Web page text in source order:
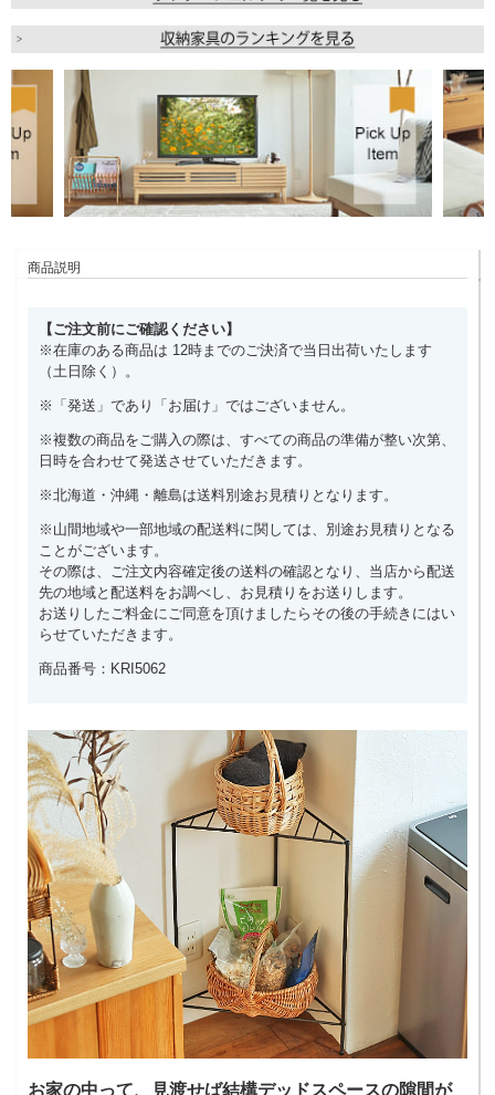
商品説明
【ご注文前にご確認ください】
※在庫のある商品は 12時までのご決済で当日出荷いたします
（土日除く）。
※「発送」であり「お届け」ではございません。
※複数の商品をご購入の際は、すべての商品の準備が整い次第、
日時を合わせて発送させていただきます。
※北海道・沖縄・離島は送料別途お見積りとなります。
※山間地域や一部地域の配送料に関しては、別途お見積りとなる
ことがございます。
その際は、ご注文内容確定後の送料の確認となり、当店から配送
先の地域と配送料をお調べし、お見積りをお送りします。
お送りしたご料金にご同意を頂けましたらその後の手続きにはい
らせていただきます。
商品番号：KRI5062
お家の中って、見渡せば結構デッドスペースの隙間が